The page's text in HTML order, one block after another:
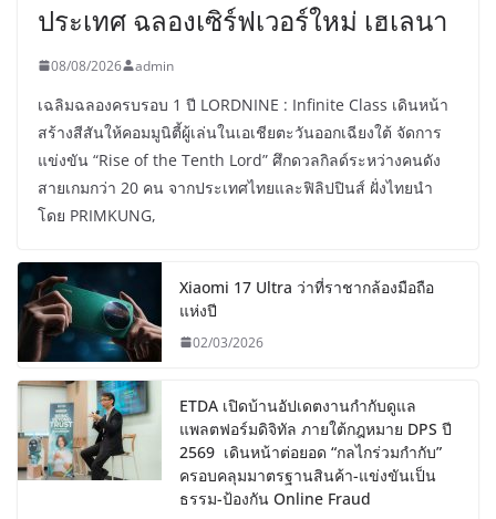
ประเทศ ฉลองเซิร์ฟเวอร์ใหม่ เฮเลนา
08/08/2026 admin
เฉลิมฉลองครบรอบ 1 ปี LORDNINE : Infinite Class เดินหน้า
สร้างสีสันให้คอมมูนิตี้ผู้เล่นในเอเชียตะวันออกเฉียงใต้ จัดการ
แข่งขัน “Rise of the Tenth Lord” ศึกดวลกิลด์ระหว่างคนดัง
สายเกมกว่า 20 คน จากประเทศไทยและฟิลิปปินส์ ฝั่งไทยนำ
โดย PRIMKUNG,
Xiaomi 17 Ultra ว่าที่ราชากล้องมือถือ
แห่งปี
02/03/2026
ETDA เปิดบ้านอัปเดตงานกำกับดูแล
แพลตฟอร์มดิจิทัล ภายใต้กฎหมาย DPS ปี
2569 เดินหน้าต่อยอด “กลไกร่วมกำกับ”
ครอบคลุมมาตรฐานสินค้า-แข่งขันเป็น
ธรรม-ป้องกัน Online Fraud